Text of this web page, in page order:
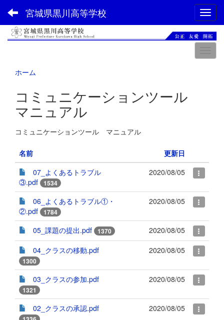
宮城県黒川高等学校
ホーム
コミュニケーションツール
マニュアル
コミュニケーションツール マニュアル
名前
更新日
07_よくあるトラブル
③.pdf
1534
2020/08/05
06_よくあるトラブル①・
②.pdf
1784
2020/08/05
05_課題の提出.pdf 1370
2020/08/05
04_クラスの移動.pdf
1300
2020/08/05
03_クラスの参加.pdf
1321
2020/08/05
02_クラスの承認.pdf 2020/08/05